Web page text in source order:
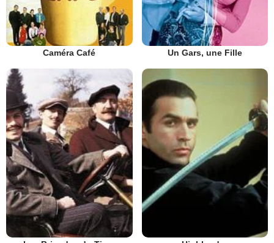
Caméra Café Un Gars, une Fille